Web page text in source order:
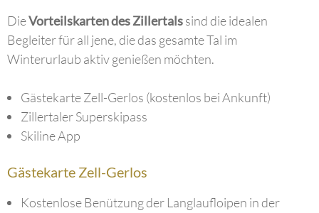
DieVorteilskarten des Zillertalssind die idealen
Begleiter für all jene, die das gesamte Tal im
Winterurlaub aktiv genießen möchten.
Gästekarte Zell-Gerlos (kostenlos bei Ankunft)
Zillertaler Superskipass
Skiline App
Gästekarte Zell-Gerlos
Kostenlose Benützung der Langlaufloipen in der